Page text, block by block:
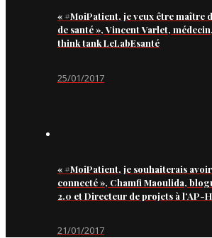
« #MoiPatient, je veux être maître
de santé », Vincent Varlet,
think tank LeLabEsanté
25/01/2017
« #MoiPatient, je souhaiterais
connecté », Chamfi Maoulida,
2.0 et Directeur de projets à l’AP-
21/01/2017